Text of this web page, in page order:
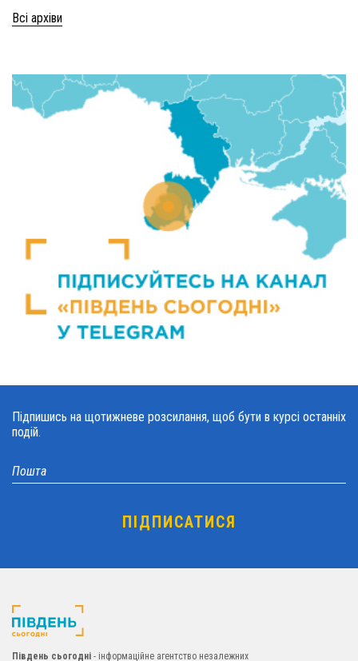
Всі архіви
Підпишись на щотижневе розсилання, щоб бути в курсі останніх
подій.
Південь сьогодні - інформаційне агентство незалежних